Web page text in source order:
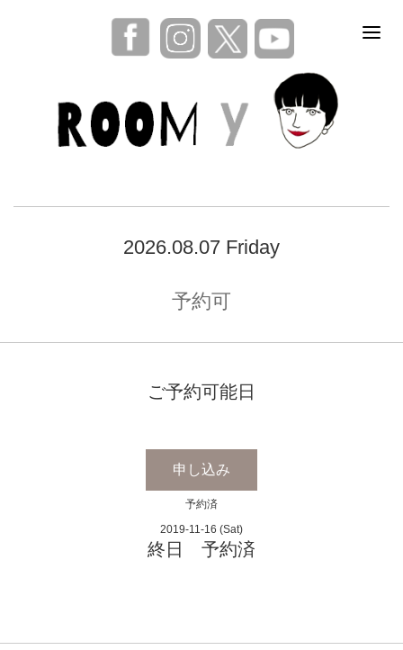
2026.08.07 Friday
予約可
ご予約可能日
申し込み
予約済
2019-11-16 (Sat)
終日 予約済